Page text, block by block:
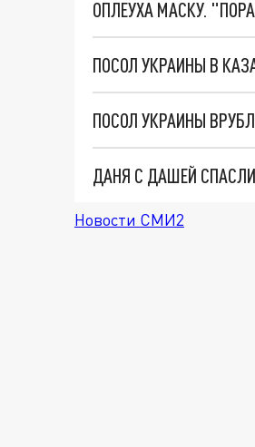
ОПЛЕУХА МАСКУ.
ПОСОЛ УКРАИНЫ В
ДАНЯ С ДАШЕЙ
Новости СМИ2